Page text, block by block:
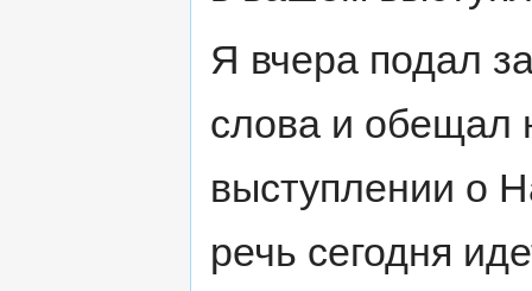
Я вчера подал
слова и обещал
выступлении о
речь сегодня